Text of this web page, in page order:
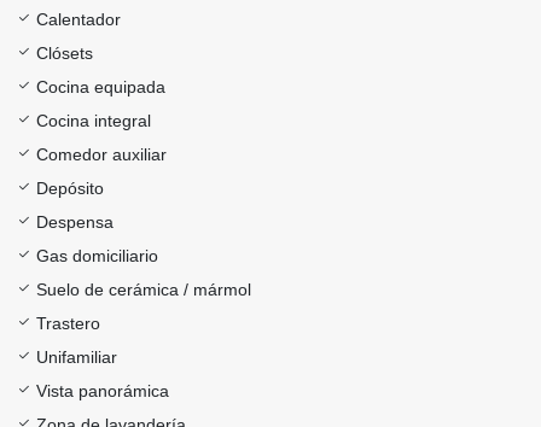
Calentador
Clósets
Cocina equipada
Cocina integral
Comedor auxiliar
Depósito
Despensa
Gas domiciliario
Suelo de cerámica / mármol
Trastero
Unifamiliar
Vista panorámica